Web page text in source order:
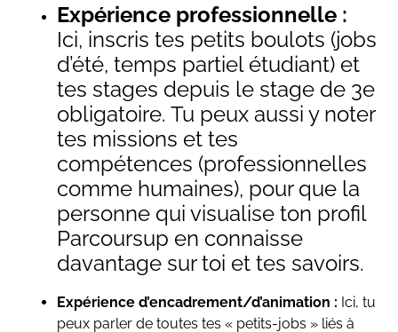
Expérience professionnelle :
Ici, inscris tes petits boulots (jobs
d’été, temps partiel étudiant) et
tes stages depuis le stage de 3e
obligatoire. Tu peux aussi y noter
tes missions et tes
compétences (professionnelles
comme humaines), pour que la
personne qui visualise ton profil
Parcoursup en connaisse
davantage sur toi et tes savoirs.
Expérience d’encadrement/d’animation : Ici, tu
peux parler de toutes tes « petits-jobs » liés à